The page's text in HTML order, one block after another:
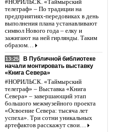
#НОРИЛЬСК. «Таймырский
телеграф» – По традиции на
предприятиях-передовиках в день
выполнения плана устанавливают
символ Нового года – елку и
зажигают на ней гирлянды. Таким
образом…
13:25
В Публичной библиотеке
начали монтировать выставку
«Книга Севера»
#НОРИЛЬСК. «Таймырский
телеграф» – Выставка «Книга
Севера» – завершающий этап
большого межмузейного проекта
«Освоение Севера: тысяча лет
успеха». Три сотни уникальных
артефактов расскажут свои…